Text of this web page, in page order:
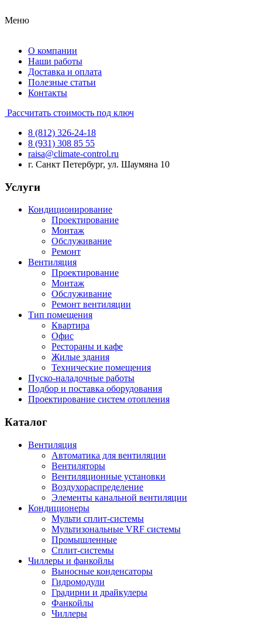
Меню
О компании
Наши работы
Доставка и оплата
Полезные статьи
Контакты
Рассчитать стоимость под ключ
8 (812) 326-24-18
8 (931) 308 85 55
raisa@climate-control.ru
г. Санкт Петербург, ул. Шаумяна 10
Услуги
Кондиционирование
Проектирование
Монтаж
Обслуживание
Ремонт
Вентиляция
Проектирование
Монтаж
Обслуживание
Ремонт вентиляции
Тип помещения
Квартира
Офис
Рестораны и кафе
Жилые здания
Технические помещения
Пуско-наладочные работы
Подбор и поставка оборудования
Проектирование систем отопления
Каталог
Вентиляция
Автоматика для вентиляции
Вентиляторы
Вентиляционные установки
Воздухораспределение
Элементы канальной вентиляции
Кондиционеры
Мульти сплит-системы
Мультизональные VRF системы
Промышленные
Сплит-системы
Чиллеры и фанкойлы
Выносные конденсаторы
Гидромодули
Градирни и драйкулеры
Фанкойлы
Чиллеры